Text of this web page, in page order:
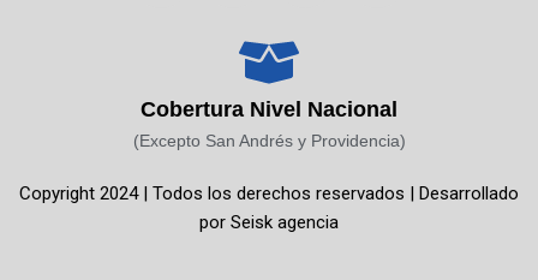
o
o
-
t
a
g
r
m
b
e
k
Cobertura Nivel Nacional
(Excepto San Andrés y Providencia)
Copyright 2024 | Todos los derechos reservados | Desarrollado
por Seisk agencia